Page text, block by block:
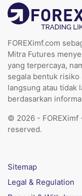
FOREXimf.com
Mitra Futures
yang terpercaya,
segala bentuk risiko
langsung atau tidak
berdasarkan
© 2026 - FOREXimf
reserved.
Sitemap
Legal & Regulation